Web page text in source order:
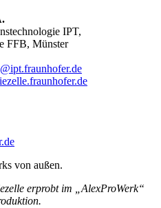
IPT,
FFB, Münster
erprobt im „AlexProWerk“